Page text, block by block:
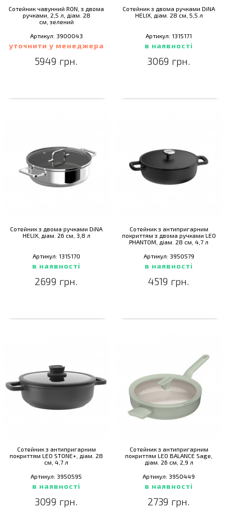
Сотейник чавунний RON, з двома
ручками, 2,5 л, діам. 28
см, зелений
Артикул: 3900043
уточнити у менеджера
5949 грн.
Сотейник з двома ручками DiNA
HELIX, діам. 28 см, 5,5 л
Артикул: 1315171
в наявності
3069 грн.
Сотейник з двома ручками DiNA
HELIX, діам. 26 см, 3,8 л
Артикул: 1315170
в наявності
2699 грн.
Сотейник з антипригарним
покриттям з двома ручками LEO
PHANTOM, діам. 28 см, 4,7 л
Артикул: 3950579
в наявності
4519 грн.
Сотейник з антипригарним
покриттям LEO STONE+, діам. 28
см, 4,7 л
Артикул: 3950595
в наявності
3099 грн.
Сотейник з антипригарним
покриттям LEO BALANCE Sage,
діам. 26 см, 2,9 л
Артикул: 3950449
в наявності
2739 грн.